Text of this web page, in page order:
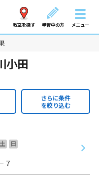
教室を探す 学習中の方 メニュー
小田
さらに条件
を絞り込む
土
日
７